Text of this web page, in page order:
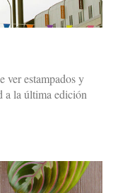
ver estampados y
a la última edición